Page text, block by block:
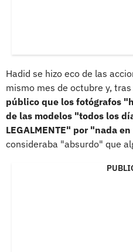
Hadid se hizo eco de las
mismo mes de octubre y,
público que los fotógrafos
de las modelos "todos los
LEGALMENTE" por "nada
consideraba "absurdo" que